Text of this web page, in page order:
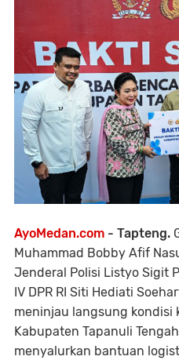
AyoMedan.com - Tapteng.
Muhammad Bobby Afif
Jenderal Polisi Listyo Sigit
IV DPR RI Siti Hediati
meninjau langsung kondisi
Kabupaten Tapanuli
menyalurkan bantuan